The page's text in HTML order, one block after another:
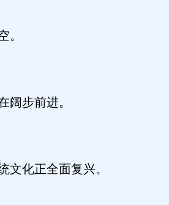
。
阔步前进。
文化正全面复兴。